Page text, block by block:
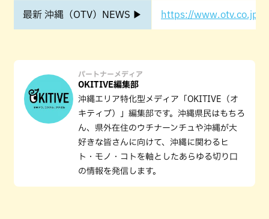
最新 沖縄（OTV）NEWS ▶ https://www.otv.co.jp/
パートナーメディア
OKITIVE編集部
沖縄エリア特化型メディア「OKITIVE（オ
キティブ）」編集部です。沖縄県民はもちろ
ん、県外在住のウチナーンチュや沖縄が大
好きな皆さんに向けて、沖縄に関わるヒ
ト・モノ・コトを軸としたあらゆる切り口
の情報を発信します。